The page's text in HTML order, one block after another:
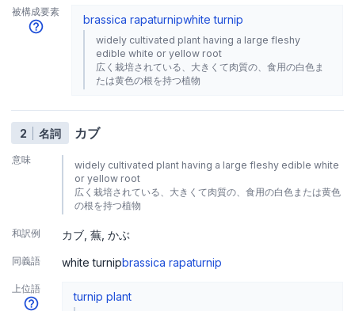
被構成要素
brassica rapaturnipwhite turnip
widely cultivated plant having a large fleshy
edible white or yellow root
広く栽培されている、大きくて肉質の、食用の白色ま
たは黄色の根を持つ植物
2 名詞 カブ
意味
widely cultivated plant having a large fleshy edible white
or yellow root
広く栽培されている、大きくて肉質の、食用の白色または黄色
の根を持つ植物
和訳例 カブ 蕪 かぶ
同義語 white turnipbrassica rapaturnip
上位語
turnip plant